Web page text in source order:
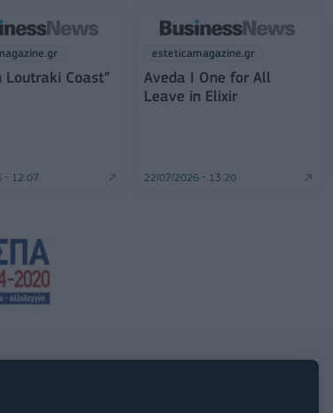
Loutraki Coast”
- 12:07
esteticamagazine.gr
Aveda I One for All
Leave in Elixir
22/07/2026 - 13:20